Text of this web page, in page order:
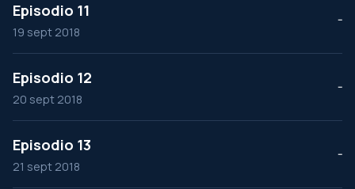
Episodio 11
19 sept 2018
--
Episodio 12
20 sept 2018
--
Episodio 13
21 sept 2018
--